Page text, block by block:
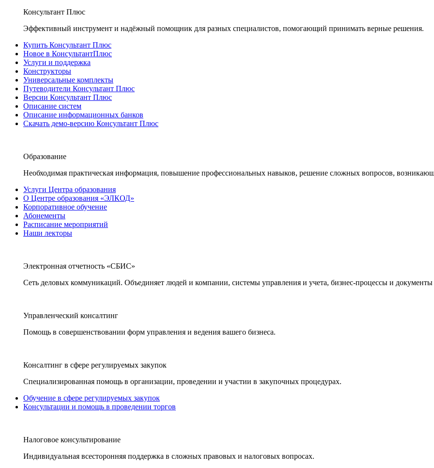
Консультант Плюс
Эффективный инструмент и надёжный помощник для разных специалистов, помогающий принимать верные решения.
Купить Консультант Плюс
Новое в КонсультантПлюс
Услуги и поддержка
Конструкторы
Универсальные комплекты
Путеводители Консультант Плюс
Версии Консультант Плюс
Описание систем
Описание информационных банков
Скачать демо-версию Консультант Плюс
Образование
Необходимая практическая информация, повышение профессиональных навыков, решение сложных вопросов,
Услуги Центра образования
О Центре образования «ЭЛКОД»
Корпоративное обучение
Абонементы
Расписание мероприятий
Наши лекторы
Электронная отчетность «СБИС»
Сеть деловых коммуникаций. Объединяет людей и компании, системы управления и учета, бизнес-процессы и документы
Управленческий консалтинг
Помощь в совершенствовании форм управления и ведения вашего бизнеса.
Консалтинг в сфере регулируемых закупок
Специализированная помощь в организации, проведении и участии в закупочных процедурах.
Обучение в сфере регулируемых закупок
Консультации и помощь в проведении торгов
Налоговое консультирование
Индивидуальная всесторонняя поддержка в сложных правовых и налоговых вопросах.